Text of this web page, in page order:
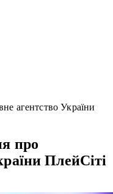
агентство України
про
ПлейСіті